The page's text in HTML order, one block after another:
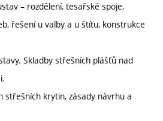
– rozdělení, tesařské spoje,
řešení u valby a u štítu, konstrukce
Skladby střešních plášťů nad
střešních krytin, zásady návrhu a